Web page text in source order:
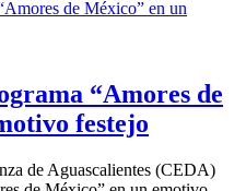
“Amores de
festejo
de Aguascalientes (CEDA)